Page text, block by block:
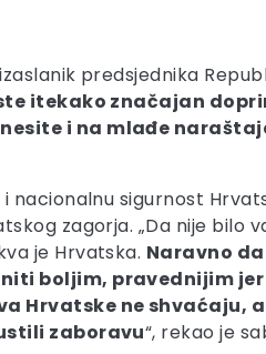
predsjednika
itekako značajan
i na mlađe
nacionalnu sigurnost
zagorja. „Da nije bilo
je Hrvatska. Naravno
boljim, pravednijim
Hrvatske ne shvaćaju,
zaboravu“, rekao je